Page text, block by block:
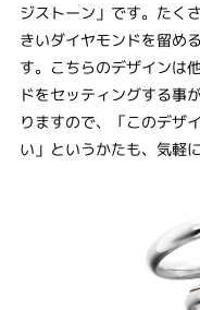
ジストーン」です。たく
きいダイヤモンドを留め
す。こちらのデザインは
ドをセッティングする事
りますので、「このデザ
い」というかたも、気軽